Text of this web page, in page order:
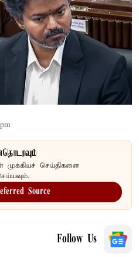
முக்கியச் செய்திகளை
Source
Follow Us